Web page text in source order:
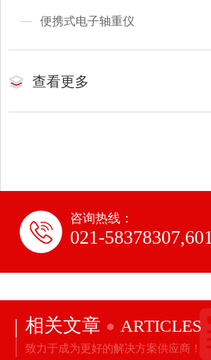
便携式电子轴重仪
查看更多
咨询热线：
021-58378307,601
相关文章 ARTICLES
致力于成为更好的解决方案供应商！